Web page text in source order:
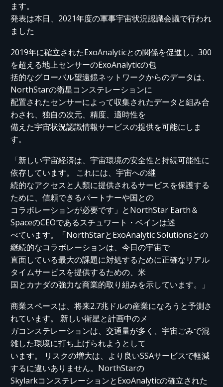
ます。
発表は本日、2021年度の軍事宇宙状況認識会議で行われ
ました
2019年に確立されたExoAnalyticとの関係を促進し、300
を超える地上センサーのExoAnalyticの包
括的なグローバル望遠鏡ネットワークからのデータは、
NorthStarの衛星コンステレーションに
配置されたセンサーによって収集されたデータと組み合
わされ、独自の次元、精度、適時性を
備えた宇宙状況認識情報サービスの提供を可能にしま
す。
「新しい宇宙経済は、宇宙環境の安全性と持続可能性に
依存しています。 これには、宇宙への継
続的なアクセスと人類に提供されるサービスを保護する
ために、信頼できるパートナーや国との
コラボレーションが必要です」とNorthStar Earth＆
SpaceのCEOであるスチュワート・ベインは述
べています。「NorthStarとExoAnalytic Solutionsとの
継続的なコラボレーションは、今日の宇宙で
直面している最大の課題に対処するために正確なリアル
タイムサービスを提供するための、米
国とカナダの強力な商業的取り組みを示しています。」
商業スペースは、将来2.7兆ドルの産業になろうと予測さ
れています。 新しい衛星と計画中のメ
ガコンステレーションは、交通量が多く、宇宙ごみで混
雑した環境に打ち上げられようとして
います。 リスクの増大は、より良いSSAサービスで軽減
するに違いありません。NorthStarの
SkylarkコンステレーションとExoAnalyticの確立された